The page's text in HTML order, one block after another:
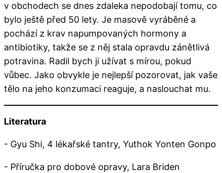
v obchodech se dnes zdaleka nepodobají tomu, co
bylo ještě před 50 lety. Je masově vyráběné a
pochází z krav napumpovaných hormony a
antibiotiky, takže se z něj stala opravdu zánětlivá
potravina. Radil bych ji užívat s mírou, pokud
vůbec. Jako obvykle je nejlepší pozorovat, jak vaše
tělo na jeho konzumaci reaguje, a naslouchat mu.
Literatura
- Gyu Shi, 4 lékařské tantry, Yuthok Yonten Gonpo
- Příručka pro dobové opravy, Lara Briden